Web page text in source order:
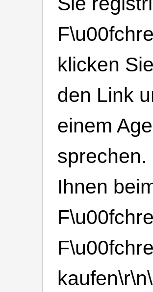
klicken
den Link
einem
sprechen.
Ihnen